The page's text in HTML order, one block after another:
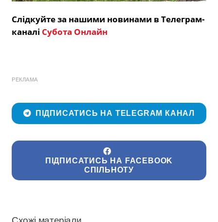
Слідкуйте за нашими новинами в Телеграм-
каналі Субота Онлайн
РЕКЛАМА
ПІДПИСАТИСЬ НА TELEGRAM КАНАЛ
ПІДПИСАТИСЬ НА FACEBOOK
СПІЛЬНОТУ